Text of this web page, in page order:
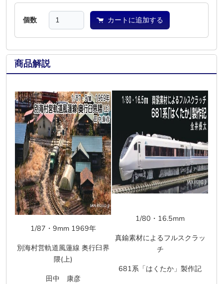
個数 カートに追加する
商品解説
1/87 ・ 9mm 1969年
別海村営軌道風蓮線 奥行臼界
隈(上)
田中 康彦
1/80 ・ 16.5mm
真鍮素材によるフルスクラッ
チ
681系「はくたか」製作記